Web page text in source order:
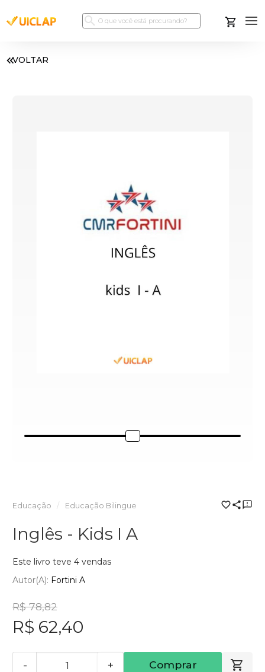
VOLTAR
Educação Educação Bilingue
Inglês - Kids I A
Este livro teve 4 vendas
Autor(a): Fortini A
R$ 78,82
R$ 62,40
- + Comprar